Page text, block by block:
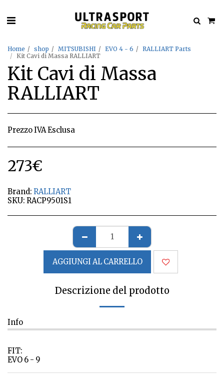
Home shop MITSUBISHI EVO 4 - 6
RALLIART Parts
Kit Cavi di Massa RALLIART
Kit Cavi di Massa
RALLIART
Prezzo IVA Esclusa
273€
Brand: RALLIART
SKU: RACP9501S1
AGGIUNGI AL CARRELLO
Descrizione del prodotto
Info
FIT:
EVO 6 - 9